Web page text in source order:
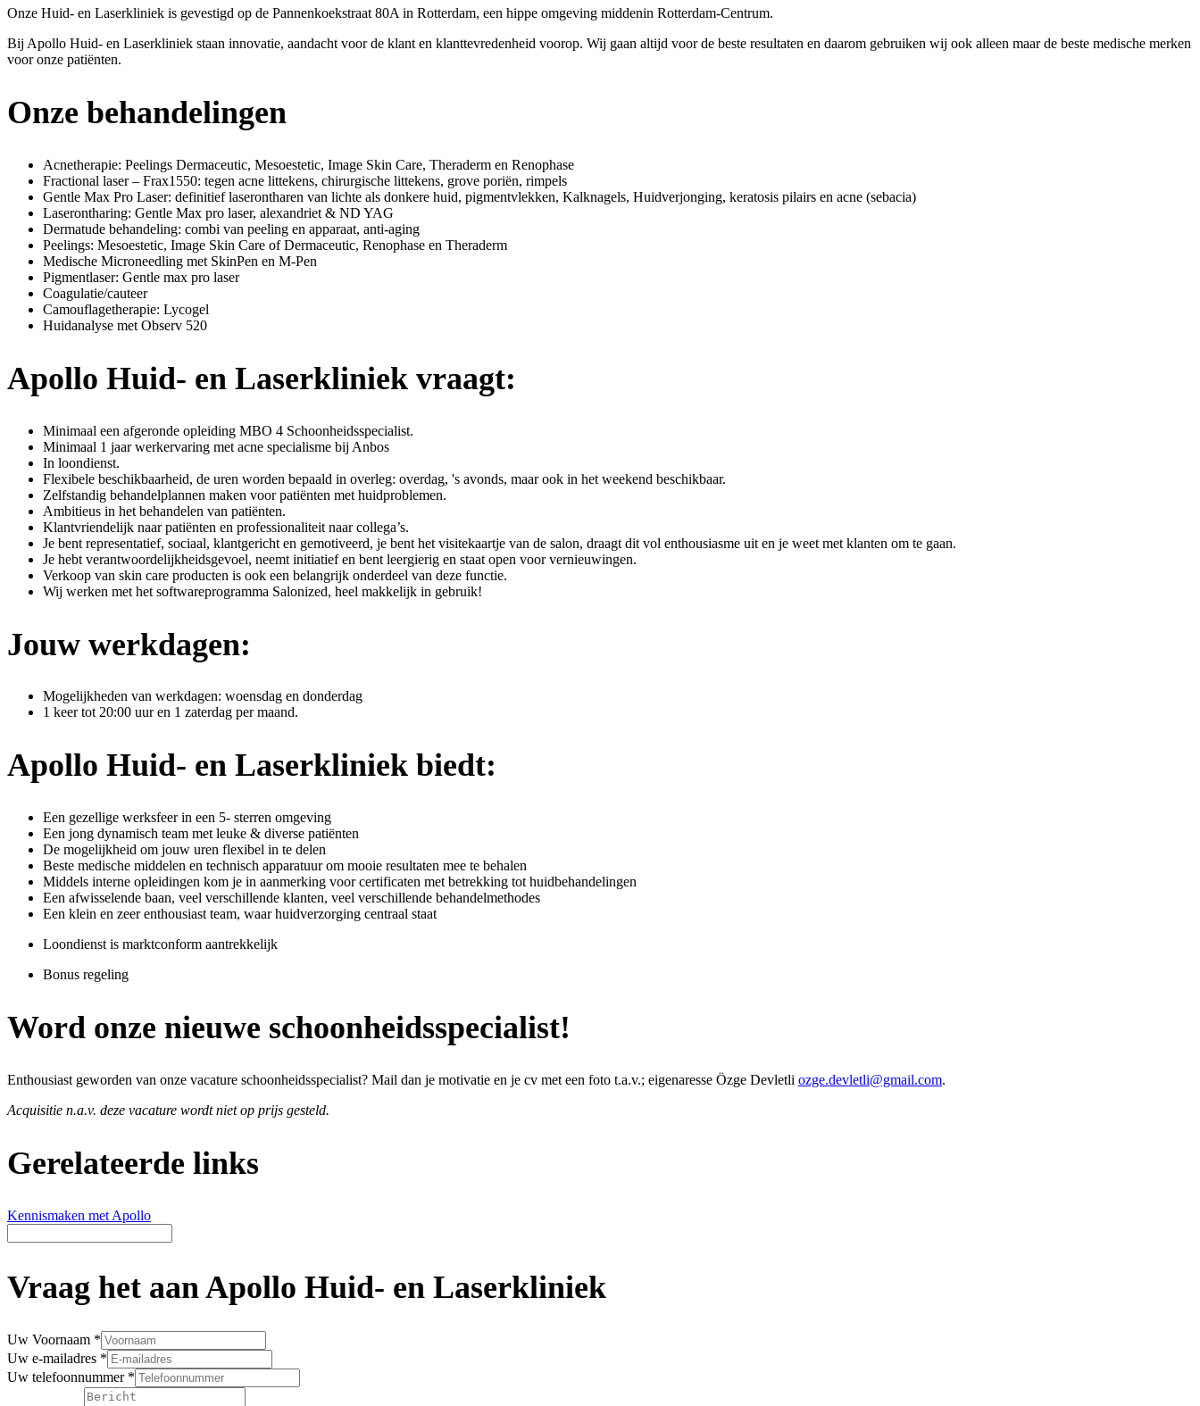
Onze Huid- en Laserkliniek is gevestigd op de Pannenkoekstraat 80A in Rotterdam, een hippe omgeving middenin Rotterdam-Centrum.
Bij Apollo Huid- en Laserkliniek staan innovatie, aandacht voor de klant en klanttevredenheid voorop. Wij gaan altijd voor de beste resultaten en daarom gebruiken wij ook alleen maar de beste medische merken
voor onze patiënten.
Onze behandelingen
Acnetherapie: Peelings Dermaceutic, Mesoestetic, Image Skin Care, Theraderm en Renophase
Fractional laser – Frax1550: tegen acne littekens, chirurgische littekens, grove poriën, rimpels
Gentle Max Pro Laser: definitief laserontharen van lichte als donkere huid, pigmentvlekken, Kalknagels, Huidverjonging, keratosis pilairs en acne (sebacia)
Laserontharing: Gentle Max pro laser, alexandriet & ND YAG
Dermatude behandeling: combi van peeling en apparaat, anti-aging
Peelings: Mesoestetic, Image Skin Care of Dermaceutic, Renophase en Theraderm
Medische Microneedling met SkinPen en M-Pen
Pigmentlaser: Gentle max pro laser
Coagulatie/cauteer
Camouflagetherapie: Lycogel
Huidanalyse met Observ 520
Apollo Huid- en Laserkliniek vraagt:
Minimaal een afgeronde opleiding MBO 4 Schoonheidsspecialist.
Minimaal 1 jaar werkervaring met acne specialisme bij Anbos
In loondienst.
Flexibele beschikbaarheid, de uren worden bepaald in overleg: overdag, 's avonds, maar ook in het weekend beschikbaar.
Zelfstandig behandelplannen maken voor patiënten met huidproblemen.
Ambitieus in het behandelen van patiënten.
Klantvriendelijk naar patiënten en professionaliteit naar collega’s.
Je bent representatief, sociaal, klantgericht en gemotiveerd, je bent het visitekaartje van de salon, draagt dit vol enthousiasme uit en je weet met klanten om te gaan.
Je hebt verantwoordelijkheidsgevoel, neemt initiatief en bent leergierig en staat open voor vernieuwingen.
Verkoop van skin care producten is ook een belangrijk onderdeel van deze functie.
Wij werken met het softwareprogramma Salonized, heel makkelijk in gebruik!
Jouw werkdagen:
Mogelijkheden van werkdagen: woensdag en donderdag
1 keer tot 20:00 uur en 1 zaterdag per maand.
Apollo Huid- en Laserkliniek biedt:
Een gezellige werksfeer in een 5- sterren omgeving
Een jong dynamisch team met leuke & diverse patiënten
De mogelijkheid om jouw uren flexibel in te delen
Beste medische middelen en technisch apparatuur om mooie resultaten mee te behalen
Middels interne opleidingen kom je in aanmerking voor certificaten met betrekking tot huidbehandelingen
Een afwisselende baan, veel verschillende klanten, veel verschillende behandelmethodes
Een klein en zeer enthousiast team, waar huidverzorging centraal staat
Loondienst is marktconform aantrekkelijk
Bonus regeling
Word onze nieuwe schoonheidsspecialist!
Enthousiast geworden van onze vacature schoonheidsspecialist? Mail dan je motivatie en je cv met een foto t.a.v.; eigenaresse Özge Devletli ozge.devletli@gmail.com.
Acquisitie n.a.v. deze vacature wordt niet op prijs gesteld.
Gerelateerde links
Kennismaken met Apollo
Vraag het aan Apollo Huid- en Laserkliniek
Uw Voornaam *
Uw e-mailadres *
Uw telefoonnummer *